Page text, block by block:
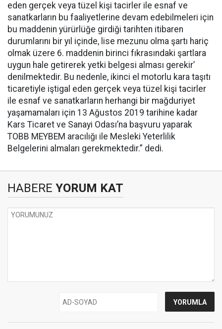
eden gerçek veya tüzel kişi tacirler ile esnaf ve
sanatkarların bu faaliyetlerine devam edebilmeleri için
bu maddenin yürürlüğe girdiği tarihten itibaren
durumlarını bir yıl içinde, lise mezunu olma şartı hariç
olmak üzere 6. maddenin birinci fıkrasındaki şartlara
uygun hale getirerek yetki belgesi alması gerekir’
denilmektedir. Bu nedenle, ikinci el motorlu kara taşıtı
ticaretiyle iştigal eden gerçek veya tüzel kişi tacirler
ile esnaf ve sanatkarların herhangi bir mağduriyet
yaşamamaları için 13 Ağustos 2019 tarihine kadar
Kars Ticaret ve Sanayi Odası’na başvuru yaparak
TOBB MEYBEM aracılığı ile Mesleki Yeterlilik
Belgelerini almaları gerekmektedir.” dedi.
HABERE YORUM KAT